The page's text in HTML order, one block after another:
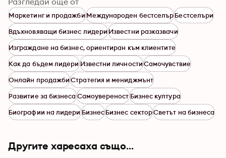
унищожителни неуспехи, да овладее изкуството на
убеждаването и да натрупа богатство. Всяка
техника, стратегия и съвет са изпробвани и
доказано работят в ситуациите от истинския живот.
Маркетинг и продажбиМеждународен бестселърБестселъри
Вдъхновяващи бизнес лидериИзвестни разказвачи
Изграждане на бизнес, ориентиран към клиентите
Как да бъдем лидериИзвестни личностиСамочувствие
Онлайн продажбиСтратегия и мениджмънт
Развитие за бизнесаСамоувереностБизнес култура
Биографии на лидериБизнесБизнес секторСветът на бизнеса
Другите харесаха също...